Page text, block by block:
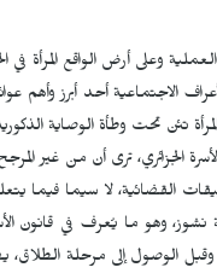
وعلى أرض الواقع المرأة في
الاجتماعية أحد أبرز وأهم
تئن تحت وطأة الوصاية
الجزائري، ترى أن من غير
القضائية، لا سيما فيما
وهو ما يُعرف في قانون
في المادة 55 من القانون ذاته، وقبل